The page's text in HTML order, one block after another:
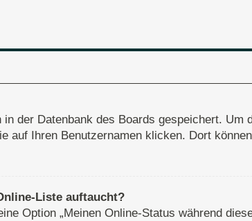
der Datenbank des Boards gespeichert. Um
auf Ihren Benutzernamen klicken. Dort
Liste auftaucht?
Option „Meinen Online-Status während